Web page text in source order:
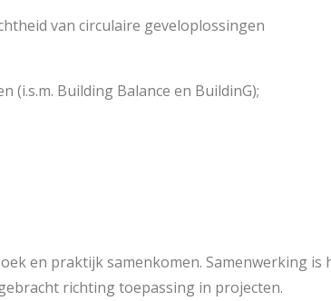
van circulaire geveloplossingen
Building Balance en BuildinG);
en praktijk samenkomen. Samenwerking
richting toepassing in projecten.